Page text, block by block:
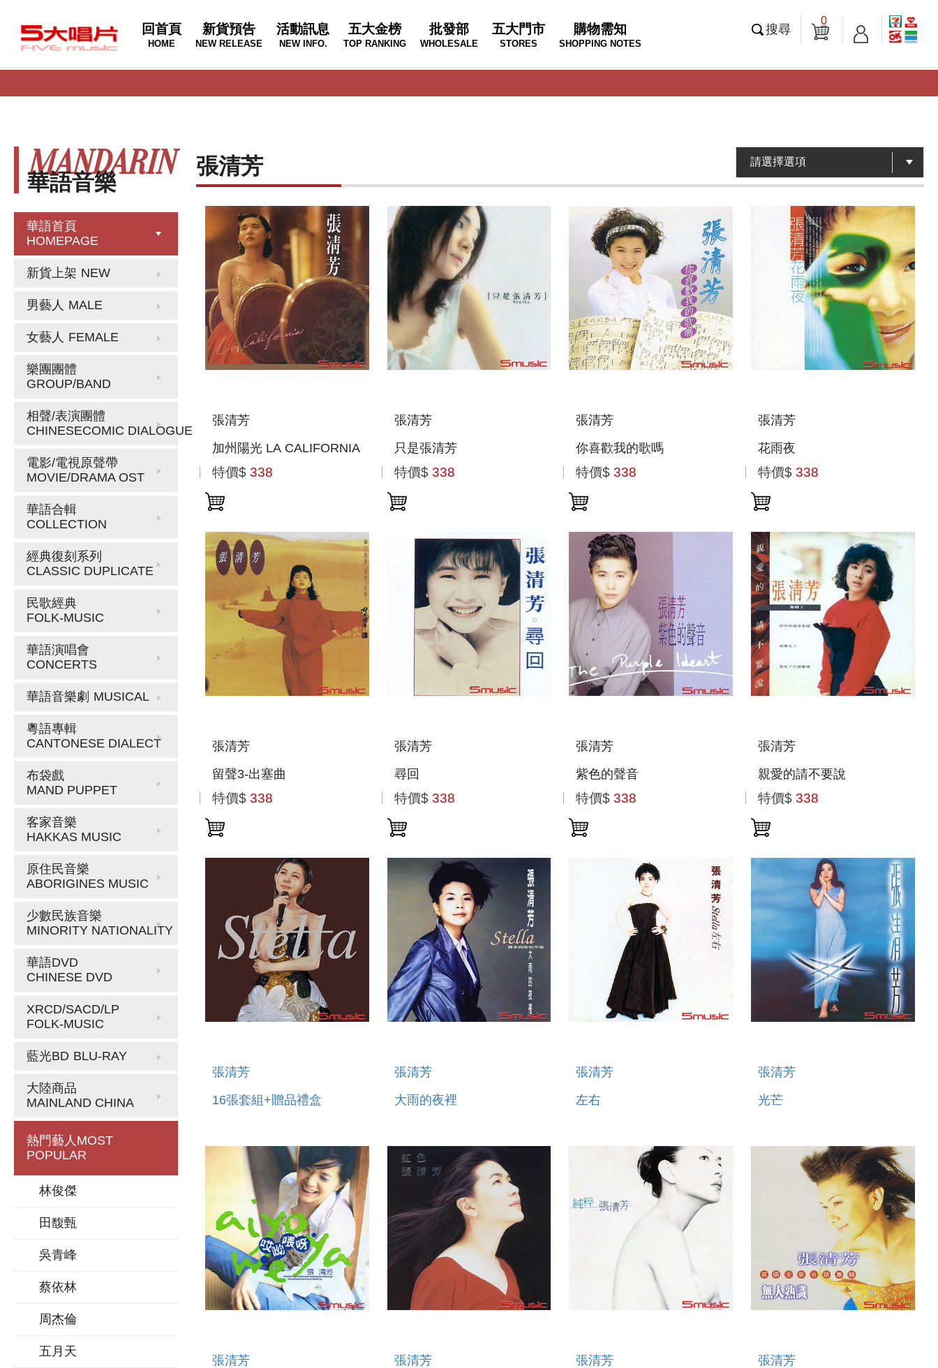
回首頁
HOME
新貨預告
NEW RELEASE
活動訊息
NEW INFO.
五大金榜
TOP RANKING
批發部
WHOLESALE
五大門市
STORES
購物需知
SHOPPING NOTES
搜尋
0
華語音樂
MANDARIN
華語首頁
HOMEPAGE
新貨上架 NEW
男藝人 MALE
女藝人 FEMALE
樂團團體
GROUP/BAND
相聲/表演團體
CHINESECOMIC DIALOGUE
電影/電視原聲帶
MOVIE/DRAMA OST
華語合輯
COLLECTION
經典復刻系列
CLASSIC DUPLICATE
民歌經典
FOLK-MUSIC
華語演唱會
CONCERTS
華語音樂劇 MUSICAL
粵語專輯
CANTONESE DIALECT
布袋戲
MAND PUPPET
客家音樂
HAKKAS MUSIC
原住民音樂
ABORIGINES MUSIC
少數民族音樂
MINORITY NATIONALITY
華語DVD
CHINESE DVD
XRCD/SACD/LP
FOLK-MUSIC
藍光BD BLU-RAY
大陸商品
MAINLAND CHINA
熱門藝人 MOST
POPULAR
林俊傑
田馥甄
吳青峰
蔡依林
周杰倫
五月天
張清芳
張清芳
加州陽光 LA CALIFORNIA
特價$ 338
張清芳
只是張清芳
特價$ 338
張清芳
你喜歡我的歌嗎
特價$ 338
張清芳
花雨夜
特價$ 338
張清芳
留聲3-出塞曲
特價$ 338
張清芳
尋回
特價$ 338
張清芳
紫色的聲音
特價$ 338
張清芳
親愛的請不要說
特價$ 338
張清芳
16張套組+贈品禮盒
張清芳
大雨的夜裡
張清芳
左右
張清芳
光芒
張清芳
張清芳
張清芳
張清芳